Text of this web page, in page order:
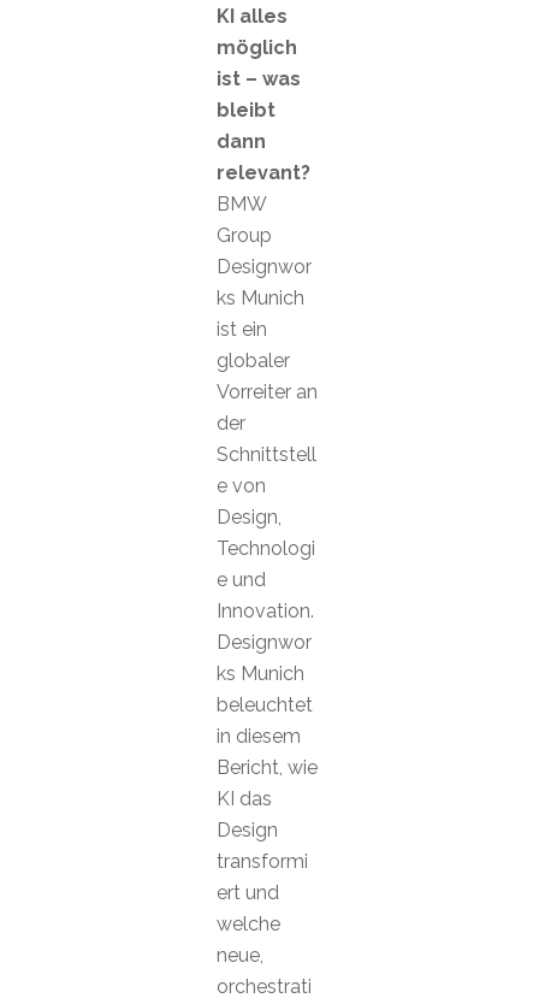
KI alles
möglich
ist – was
bleibt
dann
relevant?
BMW
Group
Designwor
ks Munich
ist ein
globaler
Vorreiter an
der
Schnittstell
e von
Design,
Technologi
e und
Innovation.
Designwor
ks Munich
beleuchtet
in diesem
Bericht, wie
KI das
Design
transformi
ert und
welche
neue,
orchestrati